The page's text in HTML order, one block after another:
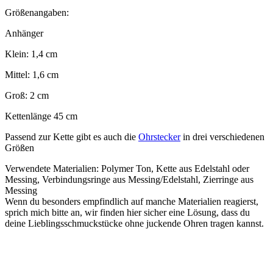
Größenangaben:
Anhänger
Klein: 1,4 cm
Mittel: 1,6 cm
Groß: 2 cm
Kettenlänge 45 cm
Passend zur Kette gibt es auch die Ohrsteckerin drei verschiedenen
Größen
Verwendete Materialien: Polymer Ton, Kette aus Edelstahl oder
Messing, Verbindungsringe aus Messing/Edelstahl, Zierringe aus
Messing
Wenn du besonders empfindlich auf manche Materialien reagierst,
sprich mich bitte an, wir finden hier sicher eine Lösung, dass du
deine Lieblingsschmuckstücke ohne juckende Ohren tragen kannst.